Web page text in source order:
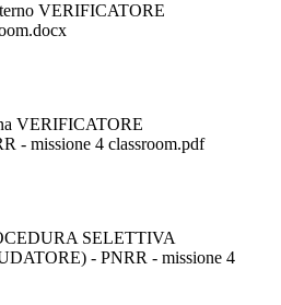
VERIFICATORE
VERIFICATORE
- missione 4 classroom.pdf
SELETTIVA
- PNRR - missione 4